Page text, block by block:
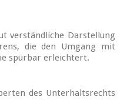
verständliche Darstellung
die den Umgang mit
spürbar erleichtert.
des Unterhaltsrechts